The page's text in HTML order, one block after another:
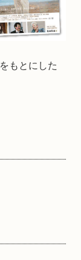
もとにした